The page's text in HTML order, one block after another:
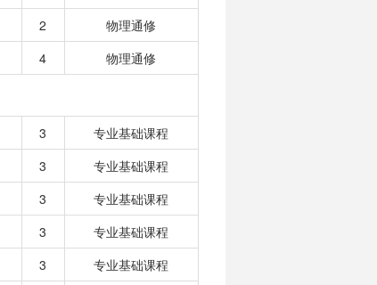
2
物理通修
4 物理通修
3
专业基础课程
3
专业基础课程
3
专业基础课程
3
专业基础课程
3
专业基础课程